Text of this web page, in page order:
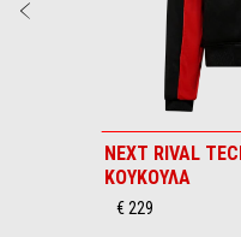
NEXT RIVAL
ΚΟΥΚΟΥΛΑ
€ 229